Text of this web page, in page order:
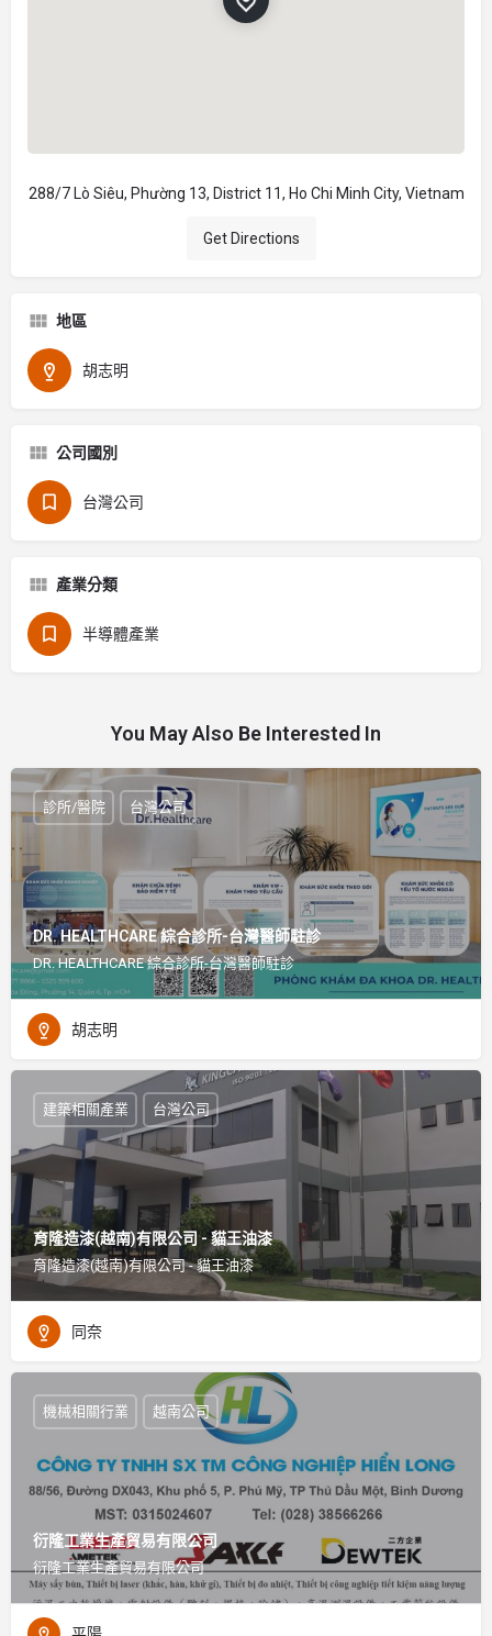
288/7 Lò Siêu, Phường 13, District 11, Ho Chi Minh City, Vietnam
Get Directions
地區
胡志明
公司國別
台灣公司
產業分類
半導體產業
You May Also Be Interested In
DR. HEALTHCARE 綜合診所-台灣醫師駐診
DR. HEALTHCARE 綜合診所-台灣醫師駐診
診所/醫院 台灣公司
胡志明
育隆造漆(越南)有限公司 - 貓王油漆
育隆造漆(越南)有限公司 - 貓王油漆
建築相關產業 台灣公司
同奈
衍隆工業生產貿易有限公司
衍隆工業生產貿易有限公司
機械相關行業 越南公司